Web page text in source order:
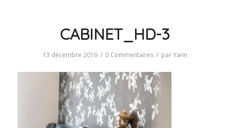
CABINET_HD-3
13 décembre 2016 / 0 Commentaires / parYann